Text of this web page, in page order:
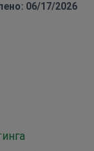
06/17/2026